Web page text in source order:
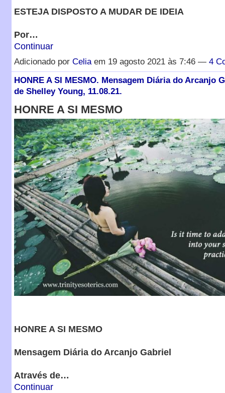
ESTEJA DISPOSTO A MUDAR DE IDEIA
Por…
Continuar
Adicionado por Celiaem 19 agosto 2021 às 7:46 — 4
HONRE A SI MESMO. Mensagem Diária do Arcanjo
de Shelley Young, 11.08.21.
HONRE A SI MESMO
HONRE A SI MESMO
Mensagem Diária do Arcanjo Gabriel
Através de…
Continuar